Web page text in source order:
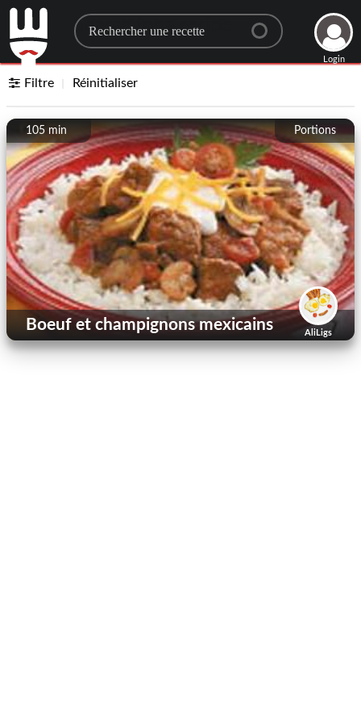
Search for a recipe
Login
Filtre Réinitialiser
Portions
105 min
AliLigs
Boeuf et champignons mexicains